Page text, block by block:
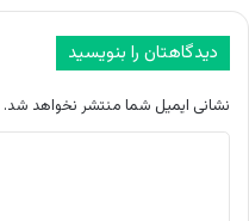
دیدگاهتان را بنویسید
نشانی ایمیل شما منتشر نخواهد شد.